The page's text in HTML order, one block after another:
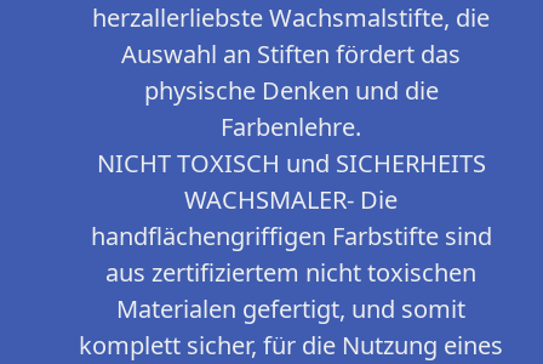
herzallerliebste Wachsmalstifte, die
Auswahl an Stiften fördert das
physische Denken und die
Farbenlehre.
NICHT TOXISCH und SICHERHEITS
WACHSMALER- Die
handflächengriffigen Farbstifte sind
aus zertifiziertem nicht toxischen
Materialen gefertigt, und somit
komplett sicher, für die Nutzung eines